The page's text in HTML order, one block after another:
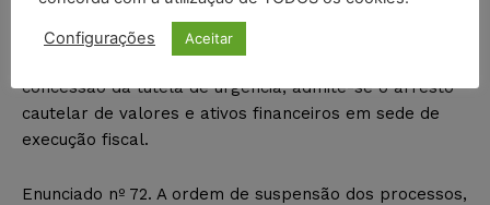
indisponibilidade de valores e ativos financeiros.
Enunciado nº 71. Demonstrados os requisitos à
concessão da tutela de urgência, admite-se o arresto
cautelar de valores e ativos financeiros em sede de
execução fiscal.
Enunciado nº 72. A ordem de suspensão dos processos,
Configurações Aceitar